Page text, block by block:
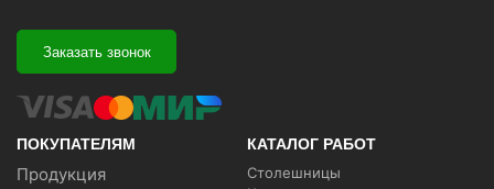
Заказать звонок
ПОКУПАТЕЛЯМ
Продукция
КАТАЛОГ РАБОТ
Столешницы